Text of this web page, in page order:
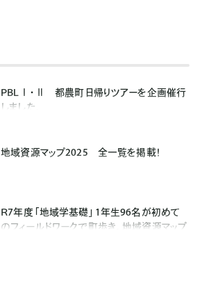
PBLⅠ・Ⅱ 都農町日帰りツアーを企画催行
しました。
地域資源マップ2025 全一覧を掲載！
R7年度「地域学基礎」1年生96名が初めて
のフィールドワークで町歩き。地域資源マップ